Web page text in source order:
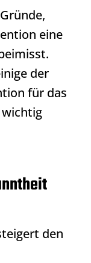
eine
der
für das
den